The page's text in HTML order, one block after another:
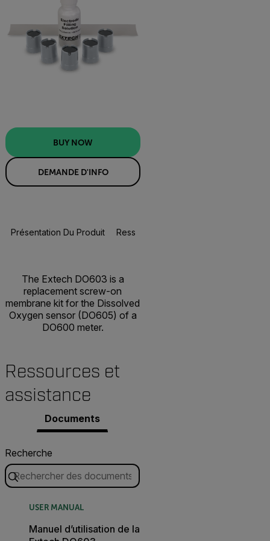
BUY NOW
DEMANDE D'INFO
Présentation Du Produit Ressources Et Assistance
The Extech DO603 is a
replacement screw-on
membrane kit for the Dissolved
Oxygen sensor (DO605) of a
DO600 meter.
Ressources et
assistance
Documents
Recherche
USER MANUAL
Manuel d’utilisation de la